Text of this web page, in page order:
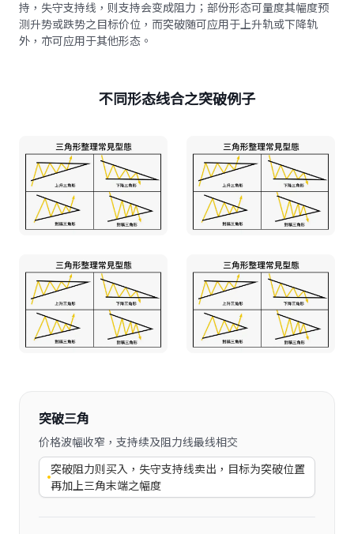
持，失守支持线，则支持会变成阻力；部份形态可量度其幅度预
测升势或跌势之目标价位，而突破随可应用于上升轨或下降轨
外，亦可应用于其他形态。
不同形态线合之突破例子
突破三角
价格波幅收窄，支持续及阻力线最线相交
突破阻力则买入，失守支持线卖出，目标为突破位置
再加上三角末端之幅度